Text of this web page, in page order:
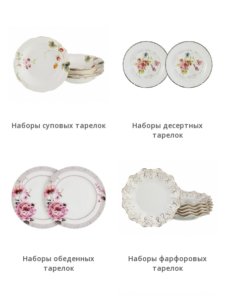
Наборы суповых тарелок
Наборы десертных
тарелок
Наборы обеденных
тарелок
Наборы фарфоровых
тарелок